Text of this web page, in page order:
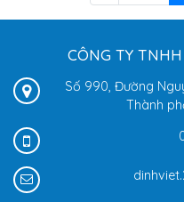
CÔNG TY
Số 990, Đường
Thành